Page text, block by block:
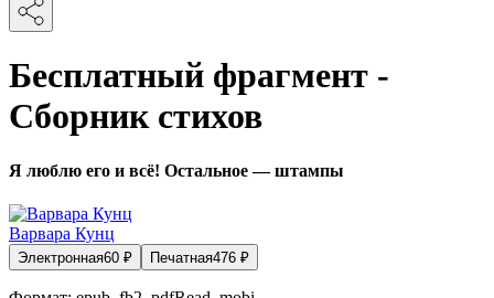
Бесплатный фрагмент -
Сборник стихов
Я люблю его и всё! Остальное — штампы
Варвара Кунц
Электронная60 ₽ Печатная476 ₽